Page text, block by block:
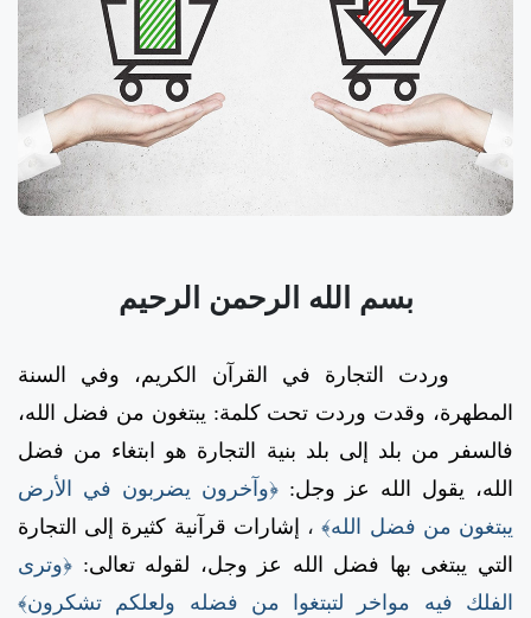
بسم الله الرحمن الرحيم
وردت التجارة في القرآن الكريم، وفي السنة
المطهرة، وقدت وردت تحت كلمة: يبتغون من فضل الله،
فالسفر من بلد إلى بلد بنية التجارة هو ابتغاء من فضل
الله، يقول الله عز وجل:﴿وآخرون يضربون في الأرض
يبتغون من فضل الله﴾ ،
إشارات قرآنية كثيرة إلى التجارة
التي يبتغى بها فضل الله عز وجل، لقوله تعالى: ﴿وترى
الفلك فيه مواخر لتبتغوا من فضله ولعلكم تشكرون﴾